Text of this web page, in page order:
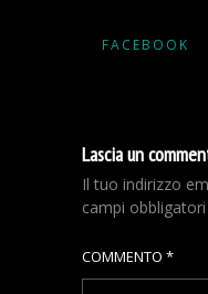
FACEBOOK
Lascia un
Il tuo indirizzo
campi
COMMENTO *